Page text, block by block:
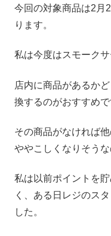
今回の対象商品は2月
ります。
私は今度はスモーク
店内に商品があるか
換するのがおすすめで
その商品がなければ
ややこしくなりそうな
私は以前ポイントを
く、ある日レジのス
した。